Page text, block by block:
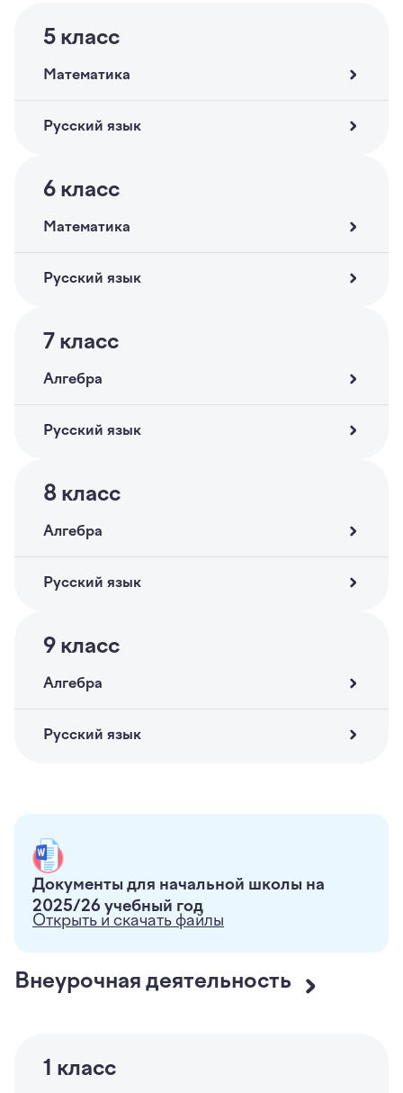
5 класс
Математика
Русский язык
6 класс
Математика
Русский язык
7 класс
Алгебра
Русский язык
8 класс
Алгебра
Русский язык
9 класс
Алгебра
Русский язык
Документы для начальной школы на
2025/26 учебный год
Открыть и скачать файлы
Внеурочная деятельность
1 класс